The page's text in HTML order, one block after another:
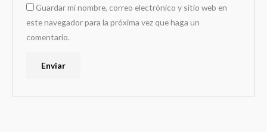
Guardar mi nombre, correo electrónico y sitio web en
este navegador para la próxima vez que haga un
comentario.